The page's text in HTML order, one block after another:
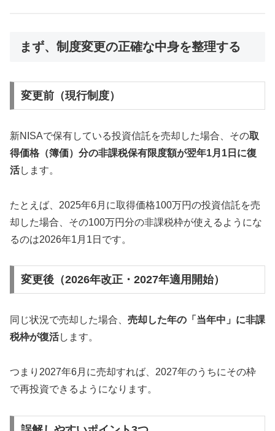
まず、制度変更の正確な中身を整理する
変更前（現行制度）
新NISAで保有している投資信託を売却した場合、その取
得価格（簿価）分の非課税保有限度額が翌年1月1日に復
活します。
たとえば、2025年6月に取得価格100万円の投資信託を売
却した場合、その100万円分の非課税枠が使えるようにな
るのは2026年1月1日です。
変更後（2026年改正・2027年適用開始）
同じ状況で売却した場合、 売却した年の「当年中」に非課
税枠が復活します。
つまり2027年6月に売却すれば、2027年のうちにその枠
で再投資できるようになります。